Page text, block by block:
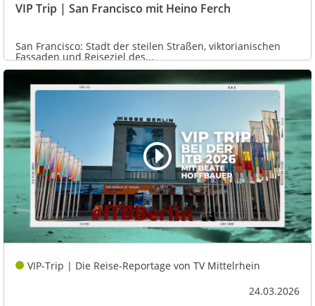
VIP Trip | San Francisco mit Heino Ferch
San Francisco: Stadt der steilen Straßen, viktorianischen
Fassaden und Reiseziel des...
VIP-Trip | Die Reise-Reportage von TV Mittelrhein
24.03.2026